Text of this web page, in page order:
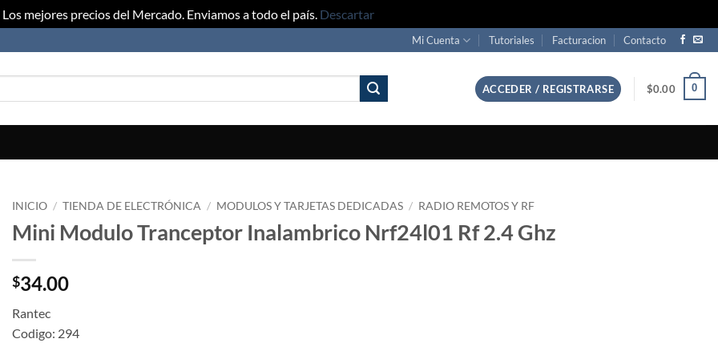
Los mejores precios del Mercado. Enviamos a todo el país. Descartar
Mi Cuenta Tutoriales Facturacion Contacto
ACCEDER / REGISTRARSE $0.00 0
INICIO / TIENDA DE ELECTRÓNICA / MODULOS Y TARJETAS DEDICADAS / RADIO REMOTOS Y RF
Mini Modulo Tranceptor Inalambrico Nrf24l01 Rf 2.4 Ghz
$34.00
Rantec
Codigo: 294